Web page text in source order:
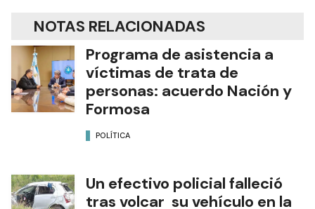
NOTAS RELACIONADAS
Programa de asistencia a
víctimas de trata de
personas: acuerdo Nación y
Formosa
POLÍTICA
Un efectivo policial falleció
tras volcar su vehículo en la